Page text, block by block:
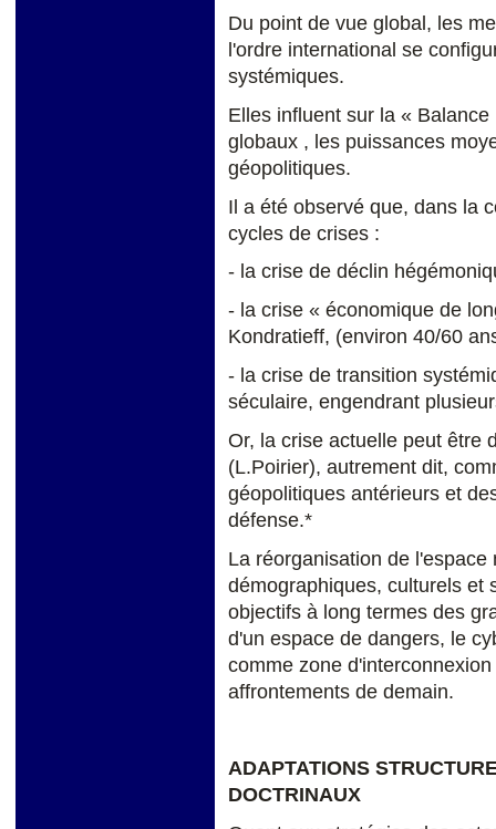
Du point de vue global, les
l'ordre international se
systémiques.
Elles influent sur la «
globaux , les puissances
géopolitiques.
Il a été observé que, dans la
cycles de crises :
- la crise de déclin
- la crise « économique de
Kondratieff, (environ 40/60
- la crise de transition
séculaire, engendrant
Or, la crise actuelle peut être
(L.Poirier), autrement dit,
géopolitiques antérieurs et
défense.*
La réorganisation de
démographiques, culturels et
objectifs à long termes des
d'un espace de dangers, le
comme zone
affrontements de demain.
ADAPTATIONS
DOCTRINAUX